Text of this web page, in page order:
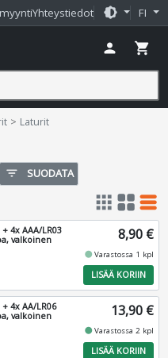
Yhteystiedot brightness_medium FI
person shopping_cart
Laturit
filter_list SUODATA
apps grid_view table_rows
4x AAA/LR03
valkoinen
8,90 €
fiber_manual_recordVarastossa 1 kpl
LISÄÄ KORIIN
4x AA/LR06
valkoinen
13,90 €
fiber_manual_recordVarastossa 2 kpl
LISÄÄ KORIIN